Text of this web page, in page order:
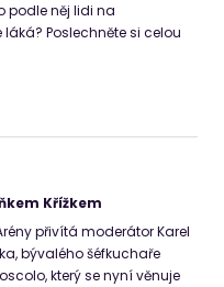
podle něj lidi na
Poslechněte si celou
Křížkem
přivítá moderátor Karel
bývalého šéfkuchaře
který se nyní věnuje